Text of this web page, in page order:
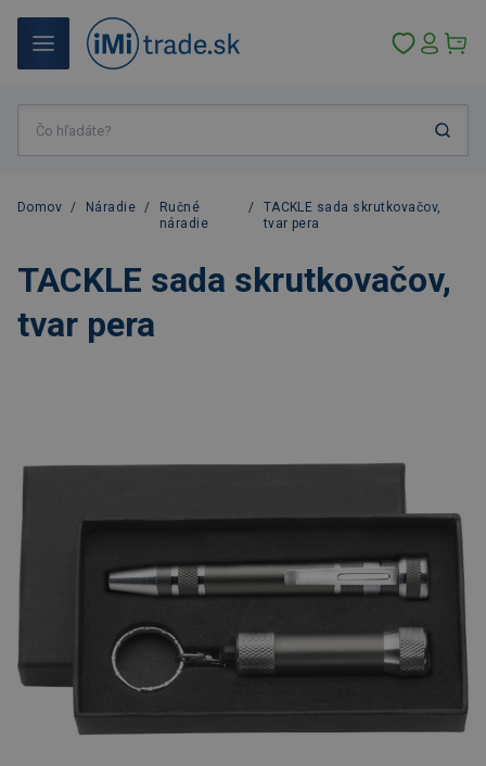
Domov / Náradie /
Ručné
náradie
/
TACKLE sada skrutkovačov,
tvar pera
TACKLE sada skrutkovačov,
tvar pera